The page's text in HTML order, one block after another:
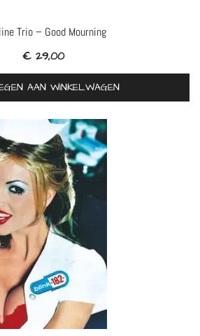
Trio – Good Mourning
€ 29,00
AAN WINKELWAGEN